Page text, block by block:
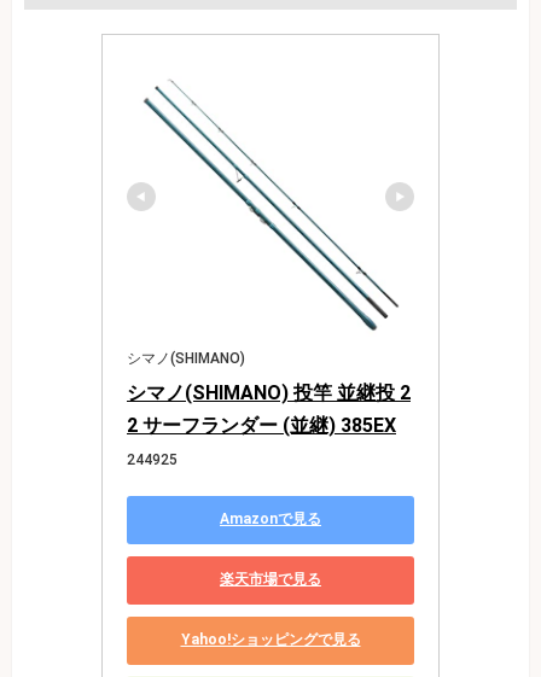
シマノ(SHIMANO)
シマノ(SHIMANO) 投竿 並継投 2
2 サーフランダー (並継) 385EX
244925
Amazonで見る
楽天市場で見る
Yahoo!ショッピングで見る